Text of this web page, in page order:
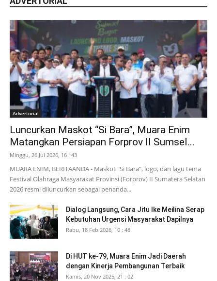
Advertorial
Luncurkan Maskot “Si Bara”, Muara Enim
Matangkan Persiapan Forprov II Sumsel...
Minggu, 26 Jul 2026, 16 : 43
MUARA ENIM, BERITAANDA - Maskot "Si Bara", logo, dan lagu tema
Festival Olahraga Masyarakat Provinsi (Forprov) II Sumatera Selatan
2026 resmi diluncurkan sebagai penanda...
Dialog Langsung, Cara Jitu Ike Meilina Serap
Kebutuhan Urgensi Masyarakat Dapilnya
Rabu, 18 Feb 2026, 10 : 48
Di HUT ke-79, Muara Enim Jadi Daerah
dengan Kinerja Pembangunan Terbaik
Kamis, 20 Nov 2025, 21 : 02